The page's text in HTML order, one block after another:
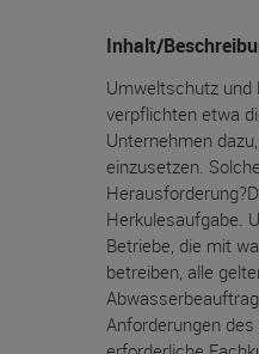
Inhalt/
Umweltschutz und
verpflichten etwa
Unternehmen
einzusetzen.
Herkulesaufgabe.
Betriebe, die mit
betreiben, alle
Anforderungen